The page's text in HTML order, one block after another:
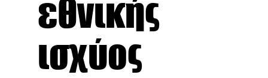
εθνικής
ισχύος